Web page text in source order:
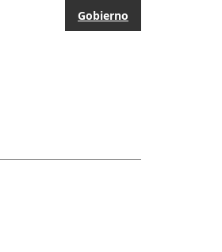
Gobierno